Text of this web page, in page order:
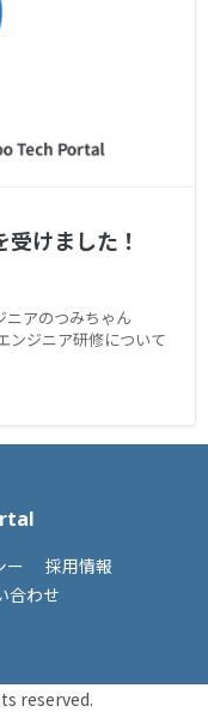
けました！
ニアのつみちゃん
ンジニア研修について
ー
採用情報
合わせ
reserved.